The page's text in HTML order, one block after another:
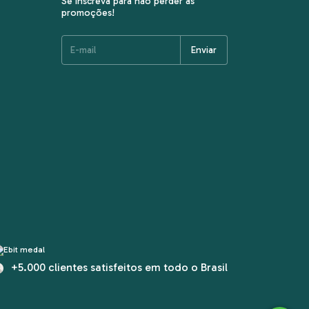
promoções!
+5.000 clientes satisfeitos em todo o Brasil